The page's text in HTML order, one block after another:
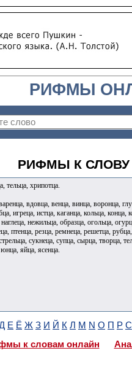
РИФМЫ
РИФМЫ К СЛОВУ
тельца, хрипотца.
вдовца, венца, винца, воронца,
игреца, истца, каганца, кольца,
нежильца, образца, огольца,
птенца, резца, ремнеца, решетца,
сукнеца, супца, сырца, творца,
яйца, ясенца.
Е Ё Ж З И Й К Л М N О П Р С
к словам онлайн